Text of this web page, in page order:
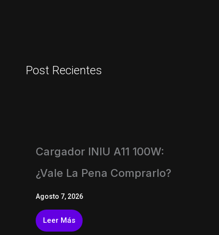
Post Recientes
Cargador INIU A11 100W:
¿vale La Pena Comprarlo?
Agosto 7, 2026
Leer Más